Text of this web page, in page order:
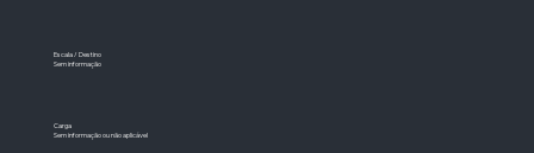
Escala / Destino
Sem informação
Carga
Sem informação ou não aplicável